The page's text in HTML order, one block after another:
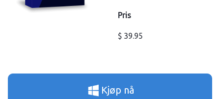
Pris
$ 39.95
Kjøp nå